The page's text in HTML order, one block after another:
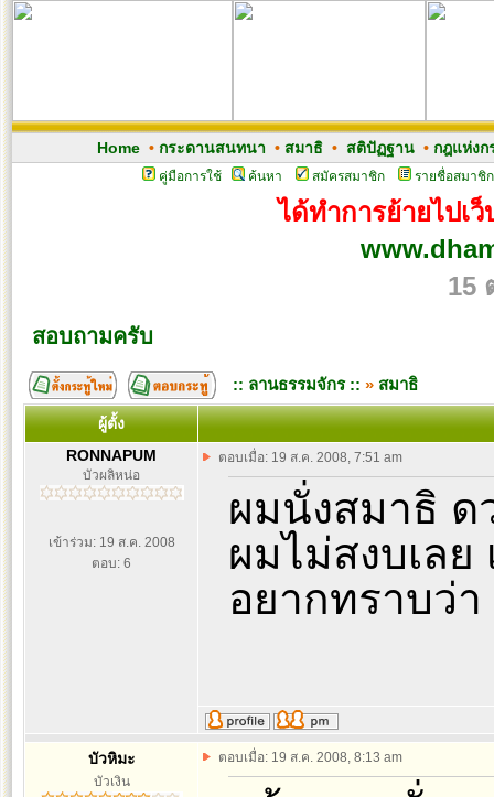
Home• กระดานสนทนา • สมาธิ• สติปัฏฐาน• กฎแห่งก
คู่มือการใช้ ค้นหา สมัครสมาชิก รายชื่อสมาชิก
ได้ทำการย้ายไปเ
15
สอบถามครับ
:: ลานธรรมจักร :: » สมาธิ
ผู้ตั้ง
RONNAPUM
บัวผลิหน่อ
เข้าร่วม: 19 ส.ค. 2008
ตอบ: 6
ตอบเมื่อ: 19 ส.ค. 2008, 7:51 am
ผมนั่งสมาธิ ด
ผมไม่สงบเลย
อยากทราบว่
บัวหิมะ
บัวเงิน
ตอบเมื่อ: 19 ส.ค. 2008, 8:13 am